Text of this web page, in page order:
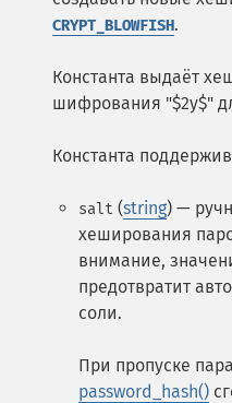
CRYPT_BLOWFISH.
Константа выдаёт
шифрования "$2y$"
Константа
salt (string) —
хеширования
внимание,
предотвратит
соли.
При пропуске
password_hash()